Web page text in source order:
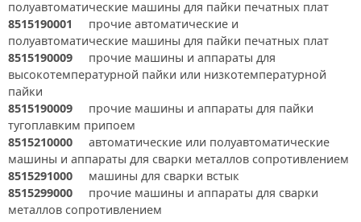
полуавтоматические машины для пайки печатных плат
8515190001
прочие автоматические и
полуавтоматические машины для пайки печатных плат
8515190009 прочие машины и аппараты для
высокотемпературной пайки или низкотемпературной
пайки
8515190009 прочие машины и аппараты для пайки
тугоплавким припоем
8515210000 автоматические или полуавтоматические
машины и аппараты для сварки металлов сопротивлением
8515291000 машины для сварки встык
8515299000 прочие машины и аппараты для сварки
металлов сопротивлением